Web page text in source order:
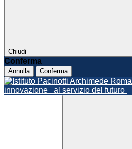
Chiudi
Conferma
Annulla Conferma
Roma
innovazione
al servizio del futuro